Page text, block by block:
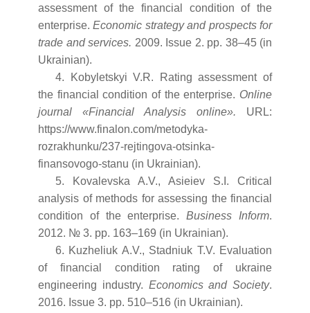
assessment of the financial condition of the
enterprise.Economic strategy and prospects for
trade and services. 2009. Issue 2. pp. 38–45 (in
Ukrainian).
4. Kobyletskyi V.R. Rating assessment of
the financial condition of the enterprise. Online
journal «Financial Analysis online». URL:
https://www.finalon.com/metodyka-
rozrakhunku/237-rejtingova-otsinka-
finansovogo-stanu (in Ukrainian).
5. Kovalevska A.V., Asieiev S.I. Critical
analysis of methods for assessing the financial
condition of the enterprise.Business Inform.
2012. № 3. pp. 163–169 (in Ukrainian).
6. Kuzheliuk A.V., Stadniuk T.V. Evaluation
of financial condition rating of ukraine
engineering industry. Economics and Society.
2016. Issue 3. pp. 510–516 (in Ukrainian).